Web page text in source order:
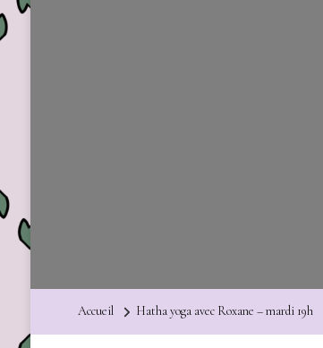
Accueil Hatha yoga avec Roxane – mardi 19h